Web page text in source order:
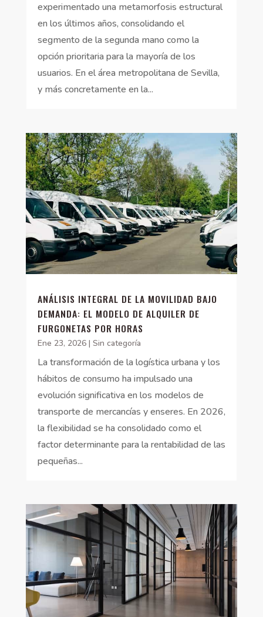
experimentado una metamorfosis estructural
en los últimos años, consolidando el
segmento de la segunda mano como la
opción prioritaria para la mayoría de los
usuarios. En el área metropolitana de Sevilla,
y más concretamente en la...
ANÁLISIS INTEGRAL DE LA MOVILIDAD BAJO
DEMANDA: EL MODELO DE ALQUILER DE
FURGONETAS POR HORAS
Ene 23, 2026| Sin categoría
La transformación de la logística urbana y los
hábitos de consumo ha impulsado una
evolución significativa en los modelos de
transporte de mercancías y enseres. En 2026,
la flexibilidad se ha consolidado como el
factor determinante para la rentabilidad de las
pequeñas...